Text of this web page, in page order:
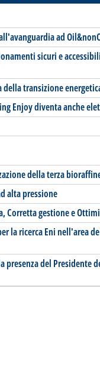
ad
sicuri e
transizione
Enjoy diventa anche
della terza
alta pressione
Corretta gestione e
la ricerca Eni nell'area
presenza del Presidente